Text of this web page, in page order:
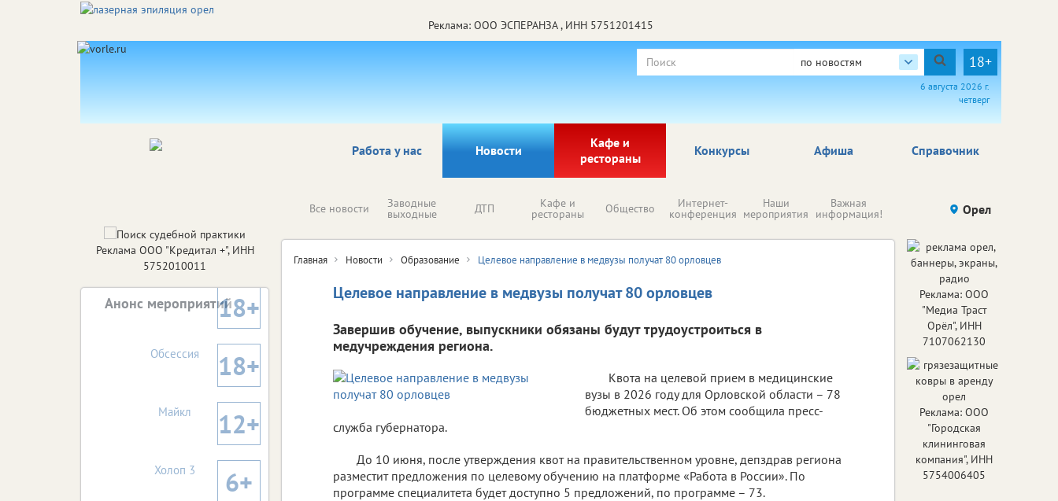
Реклама: ООО ЭСПЕРАНЗА , ИНН 5751201415
по новостям 18+
6 августа 2026 г.
четверг
Работа у нас Новости
Кафе и
рестораны
Афиша Справочник
Конкурсы
Все новости Заводные
выходные ДТП Кафе и
рестораны Общество Интернет-
конференция
Наши
мероприятия
Важная
информация! Происшествия Здоровье
Орел
Главная Новости Образование Целевое направление в медвузы получат 80 орловцев
Целевое направление в медвузы получат 80 орловцев
Завершив обучение, выпускники обязаны будут трудоустроиться в
медучреждения региона.
Квота на целевой прием в медицинские
вузы в 2026 году для Орловской области – 78
бюджетных мест. Об этом сообщила пресс-
служба губернатора.
До 10 июня, после утверждения квот на правительственном уровне, депздрав региона
разместит предложения по целевому обучению на платформе «Работа в России». По
программе специалитета будет доступно 5 предложений, по программе – 73.
Реклама ООО "Кредитал +", ИНН
5752010011
Анонс мероприятий18+
Обсессия 18+
Майкл 12+
Холоп 3 6+
Реклама: ООО
"Медиа Траст
Орёл", ИНН
7107062130
Реклама: ООО
"Городская
клининговая
компания", ИНН
5754006405